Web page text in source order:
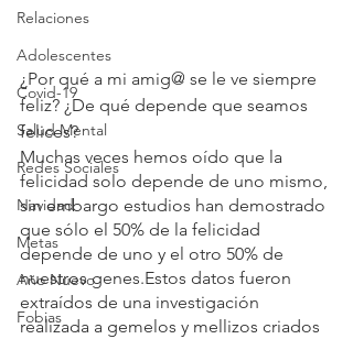
Relaciones
Adolescentes
Covid-19
Salud Mental
Redes Sociales
Navidad
Metas
Año Nuevo
Fobias
¿Por qué a mi amig@ se le ve siempre
feliz? ¿De qué depende que seamos
felices?
Muchas veces hemos oído que la
felicidad solo depende de uno mismo,
sin embargo estudios han demostrado
que sólo el 50% de la felicidad
depende de uno y el otro 50% de
nuestros genes.Estos datos fueron
extraídos de una investigación
realizada a gemelos y mellizos criados